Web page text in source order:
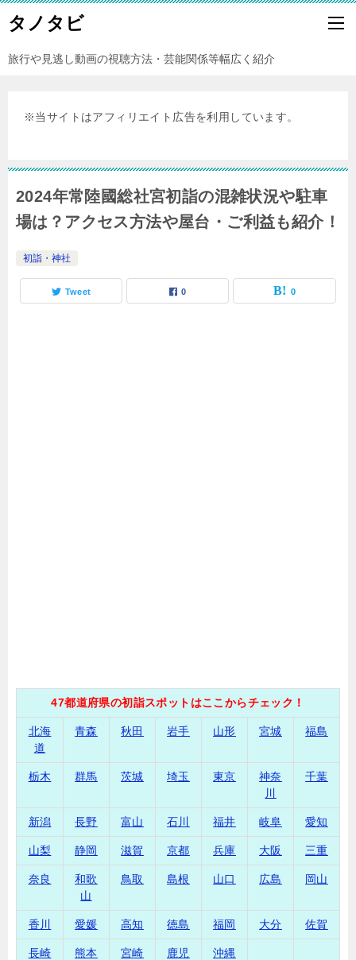
タノタビ
旅行や見逃し動画の視聴方法・芸能関係等幅広く紹介
※当サイトはアフィリエイト広告を利用しています。
2024年常陸國総社宮初詣の混雑状況や駐車
場は？アクセス方法や屋台・ご利益も紹介！
初詣・神社
Tweet 0 0
47都道府県の初詣スポットはここからチェック！
北海
道
青森 秋田 岩手 山形 宮城 福島
栃木 群馬 茨城 埼玉 東京
神奈
川
千葉
新潟 長野 富山 石川 福井 岐阜 愛知
山梨 静岡 滋賀 京都 兵庫 大阪 三重
奈良
和歌
山
鳥取 島根 山口 広島 岡山
香川 愛媛 高知 徳島 福岡 大分 佐賀
長崎 熊本 宮崎
鹿児
沖縄